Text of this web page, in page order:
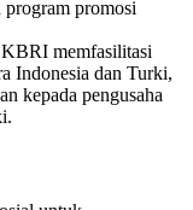
program promosi
memfasilitasi
Indonesia dan Turki,
kepada pengusaha